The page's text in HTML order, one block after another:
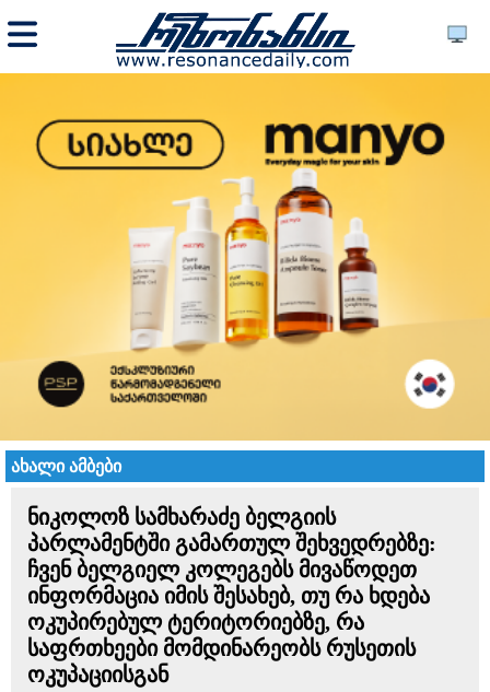
ახალი ამბები
ნიკოლოზ სამხარაძე ბელგიის
პარლამენტში გამართულ შეხვედრებზე:
ჩვენ ბელგიელ კოლეგებს მივაწოდეთ
ინფორმაცია იმის შესახებ, თუ რა ხდება
ოკუპირებულ ტერიტორიებზე, რა
საფრთხეები მომდინარეობს რუსეთის
ოკუპაციისგან